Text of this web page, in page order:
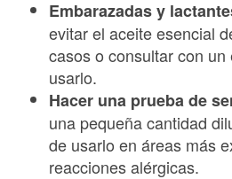
Embarazadas y
evitar el aceite esencial
casos o consultar con
usarlo.
Hacer una prueba de
una pequeña cantidad
de usarlo en áreas más
reacciones alérgicas.